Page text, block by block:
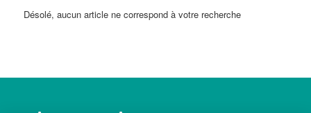
Désolé, aucun article ne correspond à votre recherche